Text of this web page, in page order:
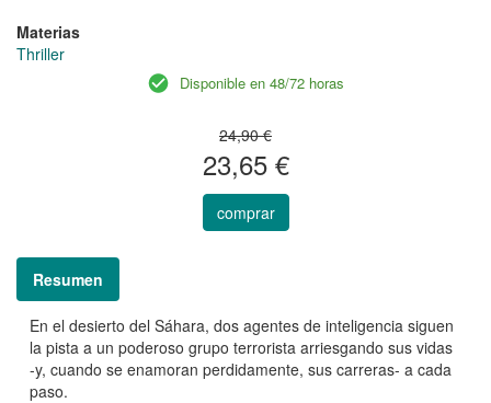
Materias
Thriller
Disponible en 48/72 horas
24,90 €
23,65 €
comprar
Resumen
En el desierto del Sáhara, dos agentes de inteligencia siguen
la pista a un poderoso grupo terrorista arriesgando sus vidas
-y, cuando se enamoran perdidamente, sus carreras- a cada
paso.